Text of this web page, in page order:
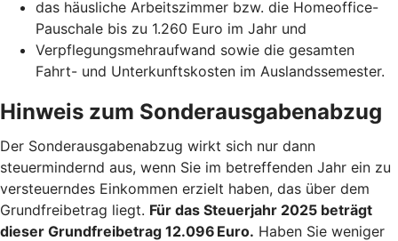
das häusliche Arbeitszimmer bzw. die Homeoffice-
Pauschale bis zu 1.260 Euro im Jahr und
Verpflegungsmehraufwand sowie die gesamten
Fahrt- und Unterkunftskosten im Auslandssemester.
Hinweis zum Sonderausgabenabzug
Der Sonderausgabenabzug wirkt sich nur dann
steuermindernd aus, wenn Sie im betreffenden Jahr ein zu
versteuerndes Einkommen erzielt haben, das über dem
Grundfreibetrag liegt. Für das Steuerjahr 2025 beträgt
dieser Grundfreibetrag 12.096 Euro. Haben Sie weniger